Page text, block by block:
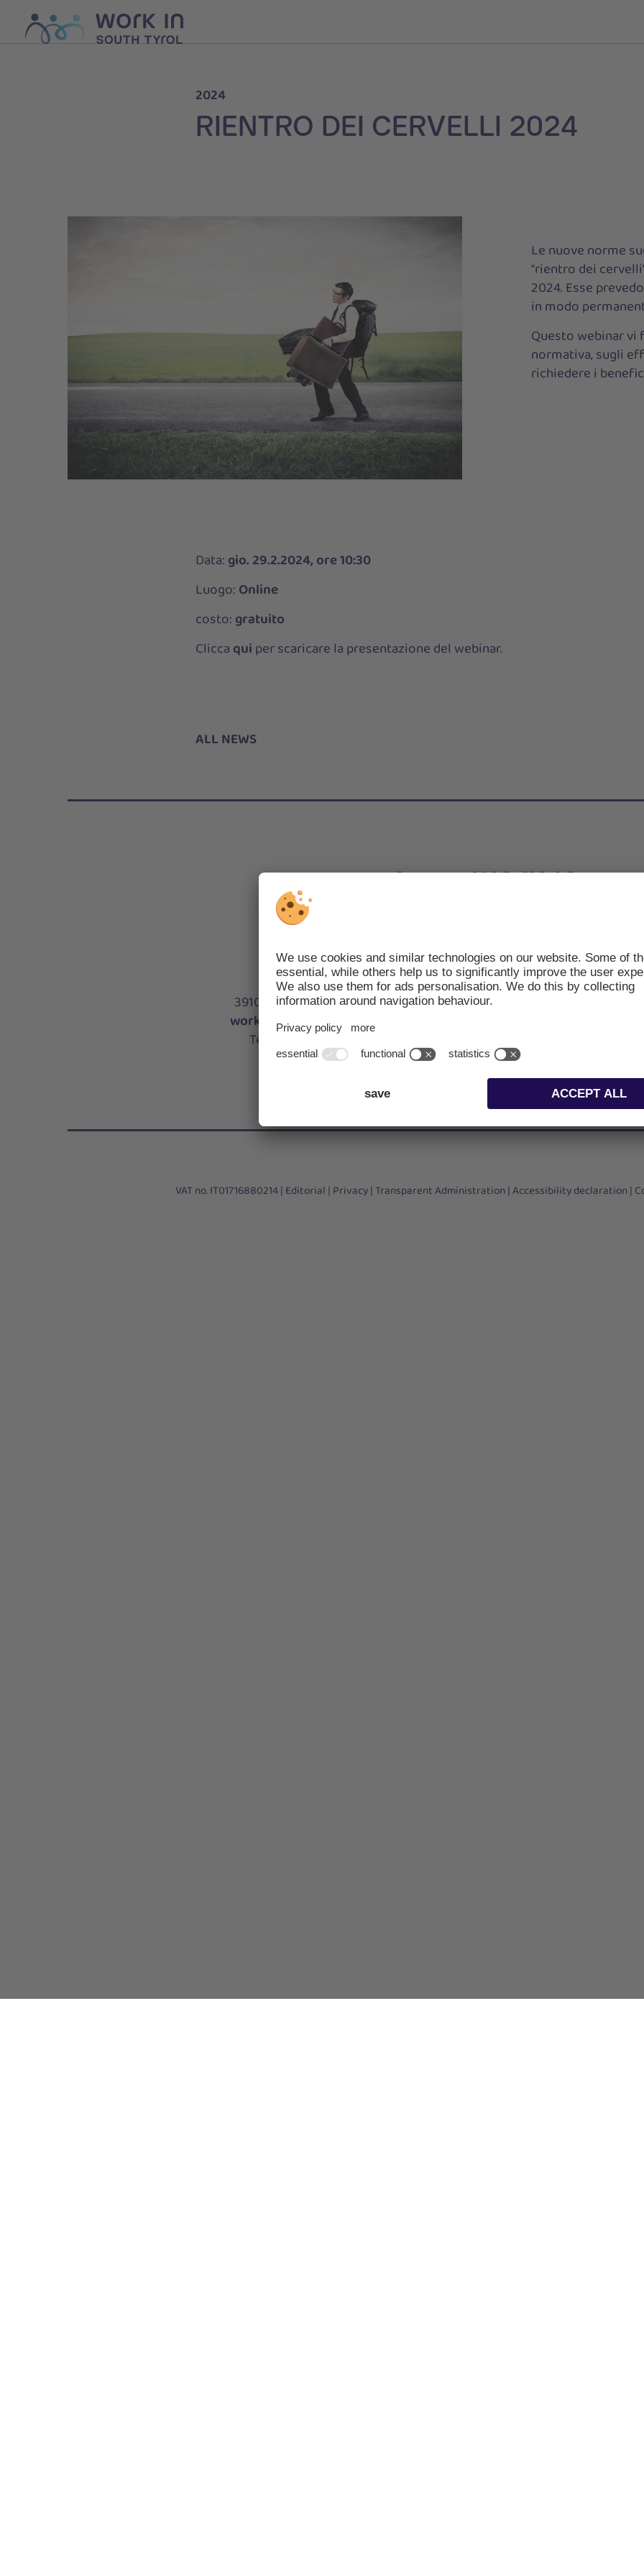
2024
RIENTRO DEI CERVELLI 2024
Le nuove norme
“rientro dei
2024. Esse
in modo
Questo webinar
normativa, sugli
richiedere i
Data: gio. 29.2.2024, ore 10:30
Luogo: Online
costo: gratuito
Clicca qui per scaricare la presentazione del webinar.
ALL NEWS
Adress:
Via Alto Adige 60
39100 Bolzano | South Tyrol | Italy
workinsouthtyrol@camcom.bz.it
Tel:
+39 0471 945 642, – 542
Mon –
VAT no. IT01716880214 | Editorial | Privacy|Transparent Administration|Accessibility declaration|